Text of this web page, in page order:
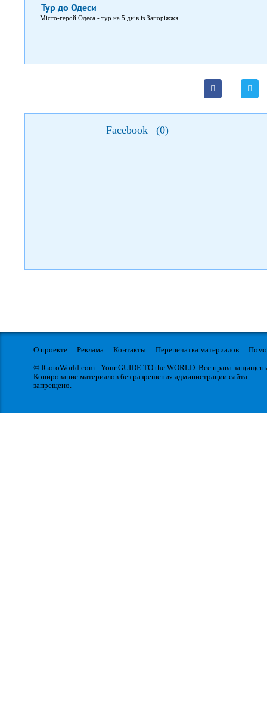
Тур до Одеси
Місто-герой Одеса - тур на 5 днів із Запоріжжя
Facebook (0)
О проекте Реклама Контакты Перепечатка материалов
© IGotoWorld.com - Your GUIDE TO the WORLD. Все права
Копирование материалов без разрешения администрации сайта
запрещено.